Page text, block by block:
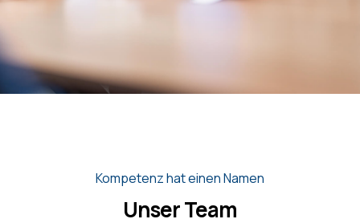
Kompetenz hat einen Namen
Unser Team